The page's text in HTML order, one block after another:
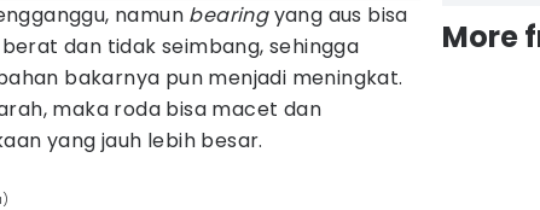
namun bearingyang aus bisa
dan tidak seimbang, sehingga
bakarnya pun menjadi meningkat.
maka roda bisa macet dan
yang jauh lebih besar.
More